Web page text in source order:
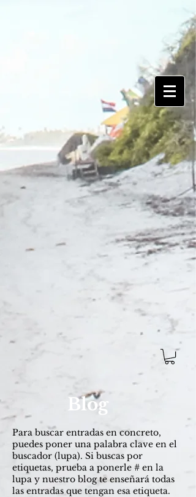
Blog
Para buscar entradas ​en concreto,
puedes poner una palabra clave en el
buscador (lupa). Si buscas por
etiquetas, prueba a ponerle # en la
lupa y nuestro blog te enseñará todas
las entradas que tengan esa etiqueta.